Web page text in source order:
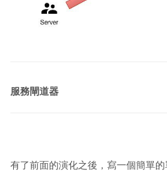
服務閘道器
有了前面的演化之後，寫一個簡單的